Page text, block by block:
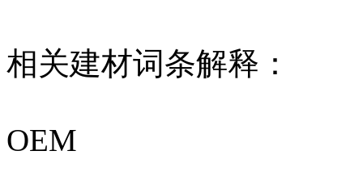
相关建材词条解释：
OEM